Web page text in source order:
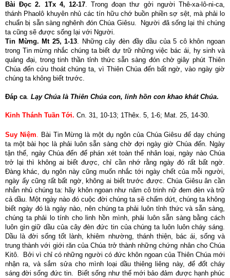
Bài Đọc 2. 1Tx 4, 12-17. Trong đoạn thư gởi người Thê-xa-lô-ni-ca,
thánh Phaolô khuyên nhủ các tín hữu chớ buồn phiền sợ sệt, mà phải lo
chuẩn bị sẵn sàng nghênh đón Chúa Giêsu. Người đã sống lại thì chúng
ta cũng sẽ được sống lại với Người.
Tin Mừng. Mt 25, 1-13. Những cây đèn đầy dầu của 5 cô khôn ngoan
trong Tin mừng nhắc chúng ta biết dự trữ những việc bác ái, hy sinh và
quảng đại, trong tinh thần tỉnh thức sẵn sàng đón chờ giây phút Thiên
Chúa đến cứu thoát chúng ta, vì Thiên Chúa đến bất ngờ, vào ngày giờ
chúng ta không biết trước.
Đáp ca. Lạy Chúa là Thiên Chúa con, linh hồn con khao khát Chúa.
Kinh Thánh Tuần Tới. Cn. 31, 10-13; 1Thêx. 5, 1-6; Mat. 25, 14-30.
Suy Niệm. Bài Tin Mừng là một dụ ngôn của Chúa Giêsu để dạy chúng
ta một bài học là phải luôn sẵn sàng chờ đợi ngày giờ Chúa đến. Ngày
tận thế, ngày Chúa đến để phán xét toàn thể nhân loại, ngày nào Chúa
trở lại thì không ai biết được, chỉ cần nhớ rằng ngày đó rất bất ngờ.
Đàng khác, dụ ngôn này cũng muốn nhắc tới ngày chết của mỗi người,
ngày ấy cũng rất bất ngờ, không ai biết trước được. Chúa Giêsu ân cần
nhắn nhủ chúng ta: hãy khôn ngoan như năm cô trinh nữ đem đèn và trữ
cả dầu. Một ngày nào đó cuộc đời chúng ta sẽ chấm dứt, chúng ta không
biết ngày đó là ngày nào, nên chúng ta phải luôn tỉnh thức và sẵn sàng,
chúng ta phải lo tính cho linh hồn mình, phải luôn sẵn sàng bằng cách
luôn gìn giữ dầu của cây đèn đức tin của chúng ta luôn luôn cháy sáng.
Dầu là đời sống tốt lành, khiêm nhường, thánh thiện, bác ái, sống và
trung thành với giới răn của Chúa trở thành những chứng nhân cho Chúa
Kitô. Bởi vì chỉ có những người có đức khôn ngoan của Thiên Chúa mới
nhận ra, và sắm sửa cho mình loại dầu thiêng liêng này, để đốt cháy
sáng đời sống đức tin. Biết sống như thế mới bảo đảm được hạnh phúc